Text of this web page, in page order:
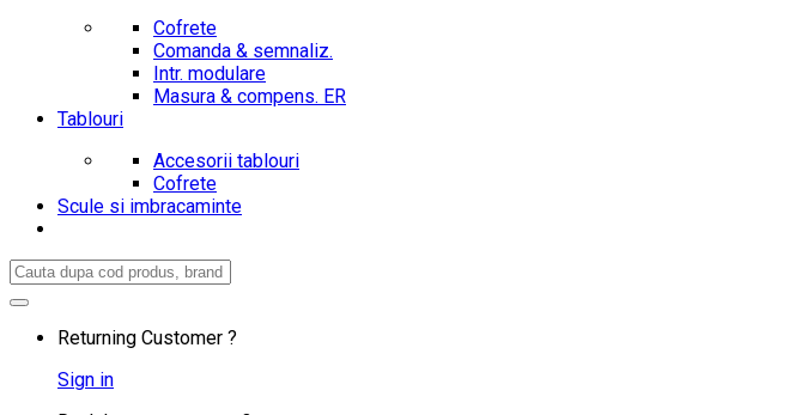
Cofrete
Comanda & semnaliz.
Intr. modulare
Masura & compens. ER
Tablouri
Accesorii tablouri
Cofrete
Scule si imbracaminte
Search
for:
Returning Customer ?
Sign in